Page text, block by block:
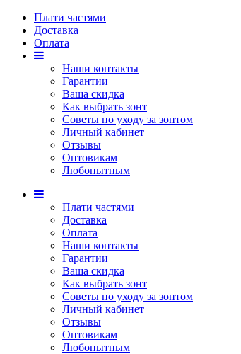
Плати частями
Доставка
Оплата
Наши контакты
Гарантии
Ваша скидка
Как выбрать зонт
Советы по уходу за зонтом
Личный кабинет
Отзывы
Оптовикам
Любопытным
Плати частями
Доставка
Оплата
Наши контакты
Гарантии
Ваша скидка
Как выбрать зонт
Советы по уходу за зонтом
Личный кабинет
Отзывы
Оптовикам
Любопытным